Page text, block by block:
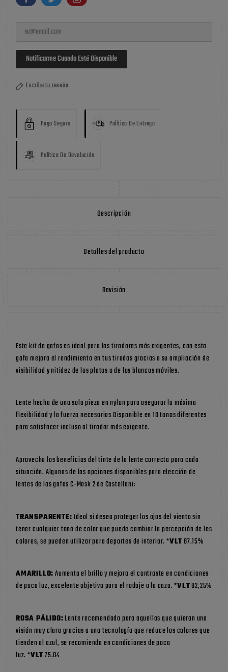
Notificarme Cuando Esté Disponible
Escribe tu reseña
Pago Seguro Política De Entrega
Política De Devolución
Descripción
Detalles del producto
Revisión
Este kit de gafas es ideal para los tiradores más exigentes, con esta
gafa mejora el rendimiento en tus tiradas gracias a su ampliación de
visibilidad y nitidez de los platos o de los blancos móviles.
Lente hecha de una sola pieza en nylon para asegurar la máxima
flexibilidad y la fuerza necesarias Disponible en 10 tonos diferentes
para satisfacer incluso al tirador más exigente.
Aprovecha los beneficios del tinte de la lente correcta para cada
situación. Algunas de las opciones disponibles para elección de
lentes de las gafas C-Mask 2 de Castellani:
TRANSPARENTE: Ideal si desea proteger los ojos del viento sin
tener cualquier tono de color que puede cambiar la percepción de los
colores, se pueden utilizar para deportes de interior. *VLT87.15%
AMARILLO:Aumenta el brillo y mejora el contraste en condiciones
de poca luz, excelente objetivo para el rodaje o la caza. *VLT82,25%
ROSA PÁLIDO:Lente recomendado para aquellos que quieran una
visión muy clara gracias a una tecnología que reduce los colores que
tienden al azul, se recomienda en condiciones de poca
luz. *VLT75.04